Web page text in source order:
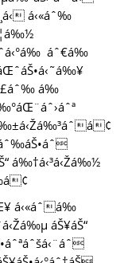
á‹«áˆ‰
áˆ€á‰
á‰
á‰†á‹³á‹Žá‰½
á‹«áˆá‰
áŠ¥áŠ“